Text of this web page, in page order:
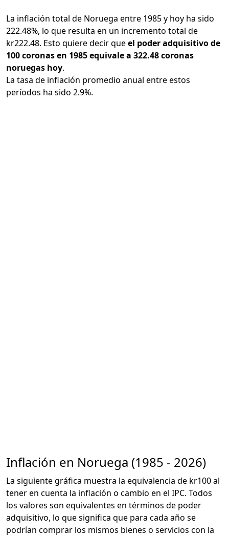
La inflación total de Noruega entre 1985 y hoy ha sido
222.48%, lo que resulta en un incremento total de
kr222.48. Esto quiere decir queel poder adquisitivo de
100 coronas en 1985 equivale a 322.48 coronas
noruegas hoy.
La tasa de inflación promedio anual entre estos
períodos ha sido 2.9%.
Inflación en Noruega (1985 - 2026)
La siguiente gráfica muestra la equivalencia de kr100 al
tener en cuenta la inflación o cambio en el IPC. Todos
los valores son equivalentes en términos de poder
adquisitivo, lo que significa que para cada año se
podrían comprar los mismos bienes o servicios con la